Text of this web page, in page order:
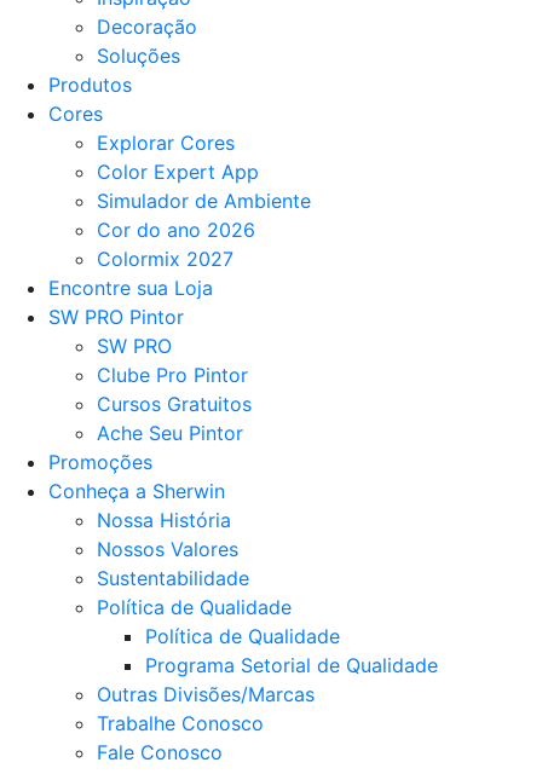
Decoração
Soluções
Produtos
Cores
Explorar Cores
Color Expert App
Simulador de Ambiente
Cor do ano 2026
Colormix 2027
Encontre sua Loja
SW PRO Pintor
SW PRO
Clube Pro Pintor
Cursos Gratuitos
Ache Seu Pintor
Promoções
Conheça a Sherwin
Nossa História
Nossos Valores
Sustentabilidade
Política de Qualidade
Política de Qualidade
Programa Setorial de Qualidade
Outras Divisões/Marcas
Trabalhe Conosco
Fale Conosco